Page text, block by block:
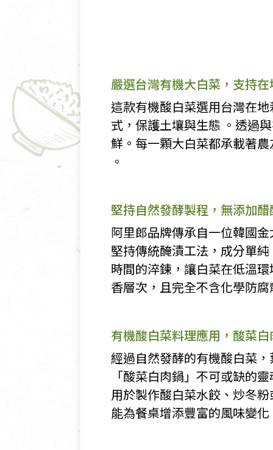
嚴選台灣有機大白菜，支持
這款有機酸白菜選用台灣在
式，保護土壤與生態 。透過
鮮。每一顆大白菜都承載著
。
堅持自然發酵製程，無添加
阿里郎品牌傳承自一位韓國
堅持傳統醃漬工法，成分單
時間的淬鍊，讓白菜在低溫
香層次，且完全不含化學防
有機酸白菜料理應用，酸菜
經過自然發酵的有機酸白菜
「酸菜白肉鍋」不可或缺的
用於製作酸白菜水餃、炒冬
能為餐桌增添豐富的風味變